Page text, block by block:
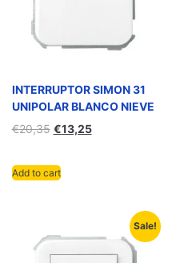
INTERRUPTOR SIMON 31
UNIPOLAR BLANCO NIEVE
€20,35 €13,25
Add to cart
Sale!